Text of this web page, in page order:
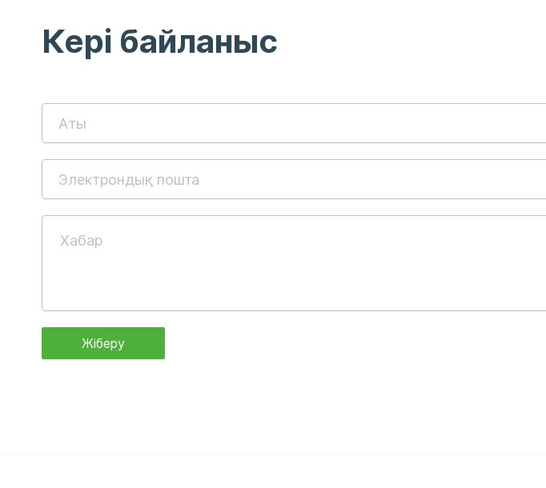
Кері байланыс
Жіберу